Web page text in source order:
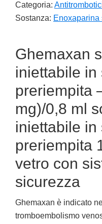
Categoria:
Sostanza: Enoxaparina
Ghemaxan
iniettabile in
preriempita
mg)/0,8 ml
iniettabile in
preriempita
vetro con
sicurezza
Ghemaxan è indicato
tromboembolismo